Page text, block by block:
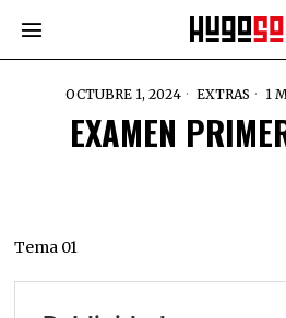
OCTUBRE 1, 2024 EXTRAS 1
EXAMEN
Tema 01